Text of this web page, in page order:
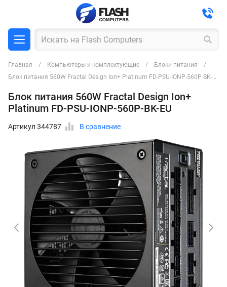
Главная Компьютеры и комплектующие
Блоки питания
Блок питания 560W Fractal Design Ion+ Platinum FD-PSU-IONP-560P-BK-EU
Блок питания 560W Fractal Design Ion+
Platinum FD-PSU-IONP-560P-BK-EU
Артикул 344787 В сравнение